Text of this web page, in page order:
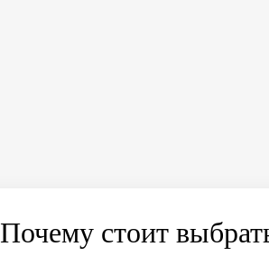
Почему стоит